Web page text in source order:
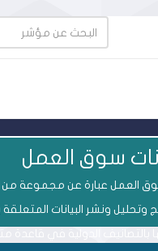
سوق العمل
العمل عبارة عن مجموعة من
ونشر البيانات